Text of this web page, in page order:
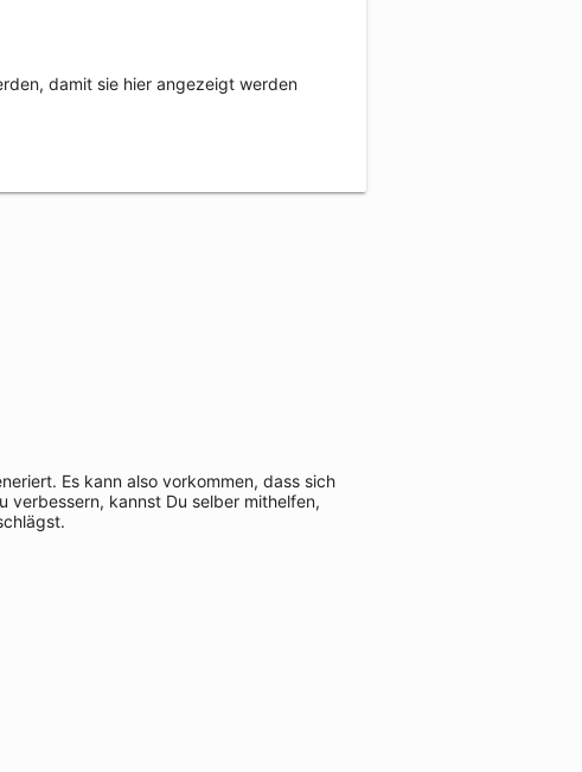
damit sie hier angezeigt werden
Es kann also vorkommen, dass sich
verbessern, kannst Du selber mithelfen,